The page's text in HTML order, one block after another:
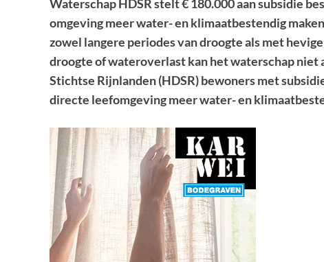
Waterschap HDSR stelt € 180.000 aan subsidie
omgeving meer water- en klimaatbestendig
zowel langere periodes van droogte als met
droogte of wateroverlast kan het waterschap niet
Stichtse Rijnlanden (HDSR) bewoners met
directe leefomgeving meer water- en